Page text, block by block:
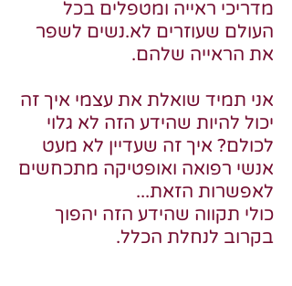
מדריכי ראייה ומטפלים בכל
העולם שעוזרים לא.נשים לשפר
את הראייה שלהם.
אני תמיד שואלת את עצמי איך זה
יכול להיות שהידע הזה לא גלוי
לכולם? איך זה שעדיין לא מעט
אנשי רפואה ואופטיקה מתכחשים
לאפשרות הזאת...
כולי תקווה שהידע הזה יהפוך
בקרוב לנחלת הכלל.